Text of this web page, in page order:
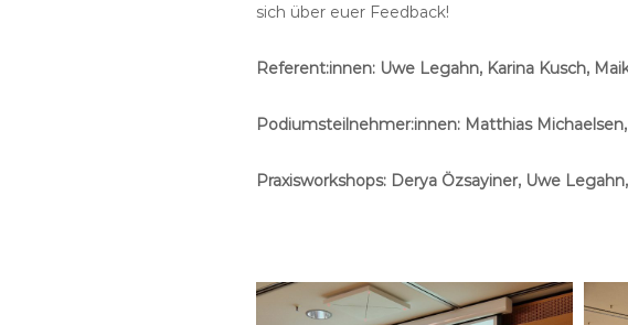
sich über euer Feedback!
Referent:innen: Uwe Legahn, Karina Kusch,
Podiumsteilnehmer:innen: Matthias
Praxisworkshops: Derya Özsayiner, Uwe